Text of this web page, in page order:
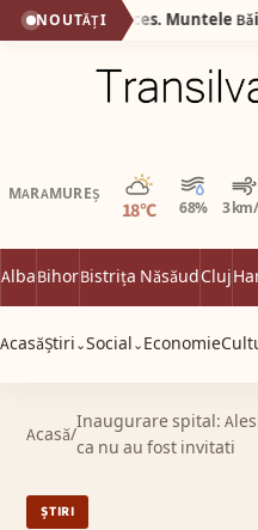
NOUTĂȚI
MARAMUREȘ
18°C 68% 3
Parțial noros
AlbaBihorBistrița NăsăudCluj
AcasăȘtiri ⌄Social ⌄ Economie
Acasă/
Inaugurare spital:
ca nu au fost invitati
ȘTIRI